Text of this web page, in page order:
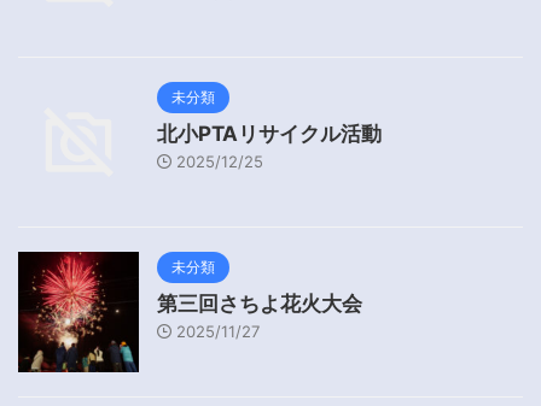
未分類
北小PTAリサイクル活動
2025/12/25
未分類
第三回さちよ花火大会
2025/11/27